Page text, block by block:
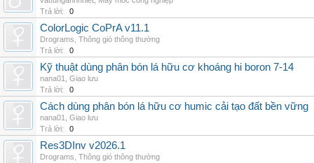
Trả lời:
0
ColorLogic CoPrA v11.1
Drograms Thông gió thông thường
Trả lời:
0
Kỹ thuật dùng phân bón lá hữu cơ khoáng hi boron 7-14
nana01
Giao lưu
Trả lời:
0
Cách dùng phân bón lá hữu cơ humic cải tạo đất bền vững
nana01
Giao lưu
Trả lời:
0
Res3DInv v2026.1
Drograms Thông gió thông thường